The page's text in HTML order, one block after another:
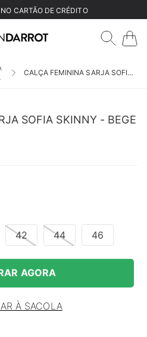
CARTÃO DE CRÉDITO
CALÇA FEMININA SARJA SOFIA SKINNY - BEGE ESCURO
SOFIA SKINNY - BEGE
42 44 46
AGORA
À SACOLA